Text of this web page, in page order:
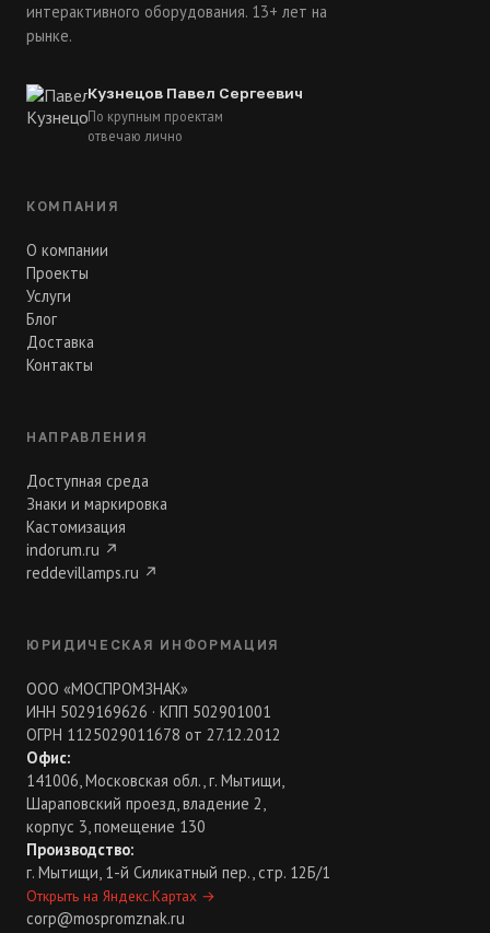
интерактивного оборудования. 13+ лет на
рынке.
Кузнецов Павел Сергеевич
По крупным проектам
отвечаю лично
КОМПАНИЯ
О компании
Проекты
Услуги
Блог
Доставка
Контакты
НАПРАВЛЕНИЯ
Доступная среда
Знаки и маркировка
Кастомизация
indorum.ru ↗
reddevillamps.ru ↗
ЮРИДИЧЕСКАЯ ИНФОРМАЦИЯ
ООО «МОСПРОМЗНАК»
ИНН 5029169626 · КПП 502901001
ОГРН 1125029011678 от 27.12.2012
Офис:
141006, Московская обл., г. Мытищи,
Шараповский проезд, владение 2,
корпус 3, помещение 130
Производство:
г. Мытищи, 1-й Силикатный пер., стр. 12Б/1
Открыть на Яндекс.Картах →
corp@mospromznak.ru